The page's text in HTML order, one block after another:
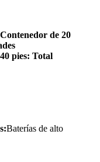
de 20
pies: Total
Baterías de alto